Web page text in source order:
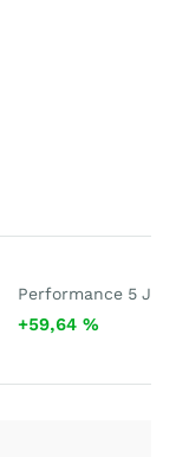
Performance 5 J
+59,64 %